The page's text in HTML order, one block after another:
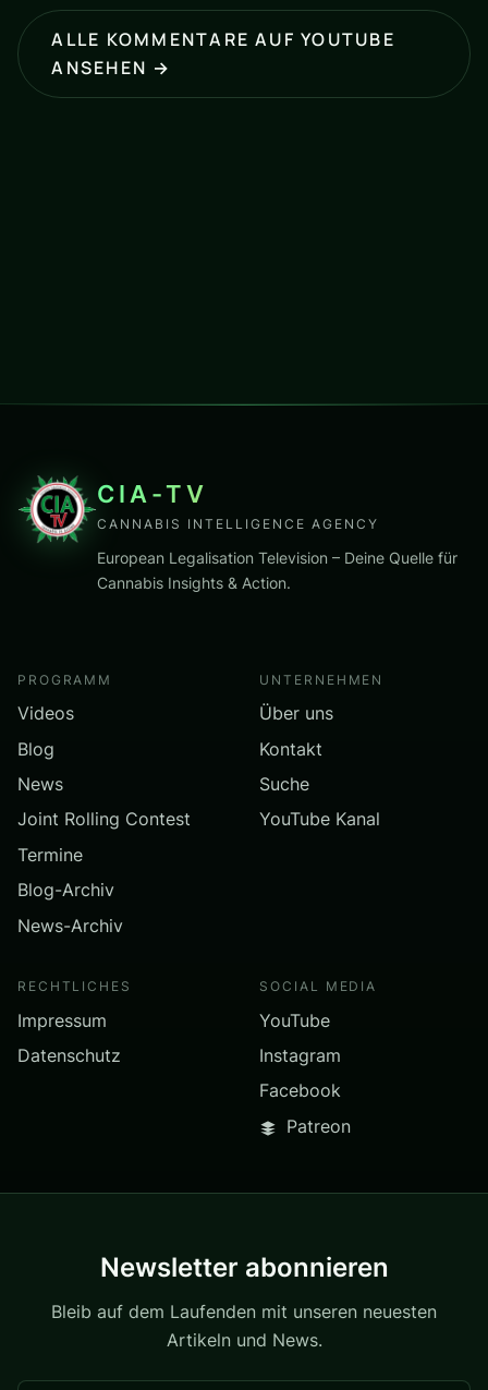
ALLE KOMMENTARE AUF YOUTUBE
ANSEHEN →
CIA-TV
CANNABIS INTELLIGENCE AGENCY
European Legalisation Television – Deine Quelle für
Cannabis Insights & Action.
PROGRAMM
Videos
Blog
News
Joint Rolling Contest
Termine
Blog-Archiv
News-Archiv
UNTERNEHMEN
Über uns
Kontakt
Suche
YouTube Kanal
RECHTLICHES
Impressum
Datenschutz
SOCIAL MEDIA
YouTube
Instagram
Facebook
Patreon
Newsletter abonnieren
Bleib auf dem Laufenden mit unseren neuesten
Artikeln und News.